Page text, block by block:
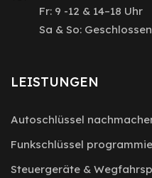
Fr: 9 -12 & 14–18 Uhr
Sa & So: Geschlossen
LEISTUNGEN
Autoschlüssel
Funkschlüssel
Steuergeräte &